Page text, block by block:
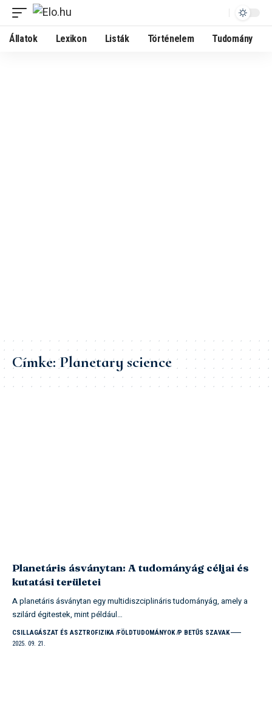
Állatok Lexikon Listák Történelem Tudomány
Címke:Planetary science
Planetáris ásványtan: A tudományág céljai és
kutatási területei
A planetáris ásványtan egy multidiszciplináris tudományág, amely a
szilárd égitestek, mint például…
CSILLAGÁSZAT ÉS ASZTROFIZIKA FÖLDTUDOMÁNYOK P BETŰS SZAVAK
2025. 09. 21.